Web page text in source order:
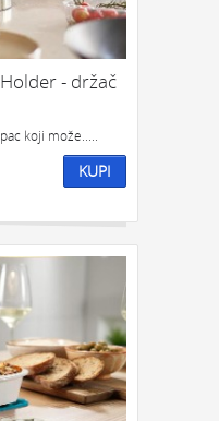
- držač
koji može.....
KUPI